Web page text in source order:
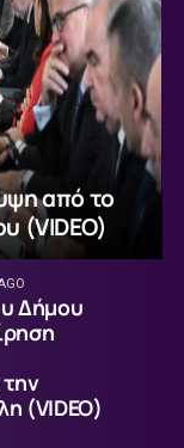
από το
(VIDEO)
Δήμου
(VIDEO)